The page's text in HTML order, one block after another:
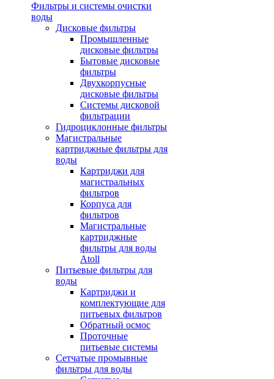
Фильтры и системы очистки
воды
Дисковые фильтры
Промышленные
дисковые фильтры
Бытовые дисковые
фильтры
Двухкорпусные
дисковые фильтры
Системы дисковой
фильтрации
Гидроциклонные фильтры
Магистральные
картриджные фильтры для
воды
Картриджи для
магистральных
фильтров
Корпуса для
фильтров
Магистральные
картриджные
фильтры для воды
Atoll
Питьевые фильтры для
воды
Картриджи и
комплектующие для
питьевых фильтров
Обратный осмос
Проточные
питьевые системы
Сетчатые промывные
фильтры для воды